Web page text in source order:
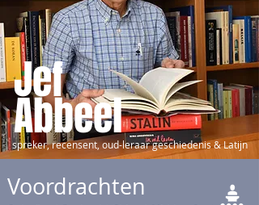
Jef
Abbeel
spreker, recensent, oud-leraar geschiedenis & Latijn
Voordrachten